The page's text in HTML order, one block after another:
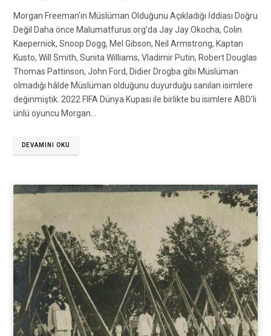
Morgan Freeman’ın Müslüman Olduğunu Açıkladığı İddiası Doğru
Değil Daha önce Malumatfurus.org’da Jay Jay Okocha, Colin
Kaepernick, Snoop Dogg, Mel Gibson, Neil Armstrong, Kaptan
Kusto, Will Smith, Sunita Williams, Vladimir Putin, Robert Douglas
Thomas Pattinson, John Ford, Didier Drogba gibi Müslüman
olmadığı hâlde Müslüman olduğunu duyurduğu sanılan isimlere
değinmiştik. 2022 FIFA Dünya Kupası ile birlikte bu isimlere ABD’li
ünlü oyuncu Morgan…
DEVAMINI OKU